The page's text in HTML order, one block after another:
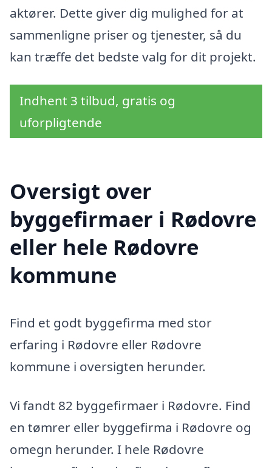
aktører. Dette giver dig mulighed for at
sammenligne priser og tjenester, så du
kan træffe det bedste valg for dit projekt.
Indhent 3 tilbud, gratis og
uforpligtende
Oversigt over
byggefirmaer i Rødovre
eller hele Rødovre
kommune
Find et godt byggefirma med stor
erfaring i Rødovre eller Rødovre
kommune i oversigten herunder.
Vi fandt 82 byggefirmaer i Rødovre. Find
en tømrer eller byggefirma i Rødovre og
omegn herunder. I hele Rødovre